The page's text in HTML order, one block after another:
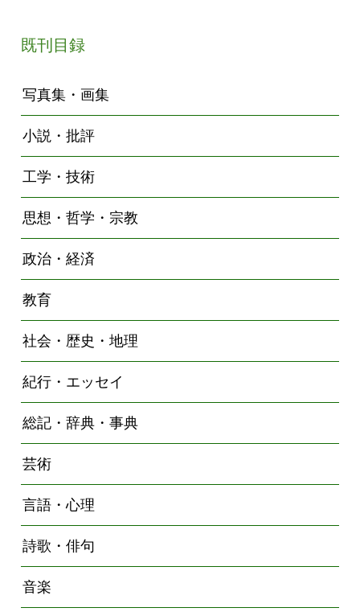
既刊目録
写真集・画集
小説・批評
工学・技術
思想・哲学・宗教
政治・経済
教育
社会・歴史・地理
紀行・エッセイ
総記・辞典・事典
芸術
言語・心理
詩歌・俳句
音楽